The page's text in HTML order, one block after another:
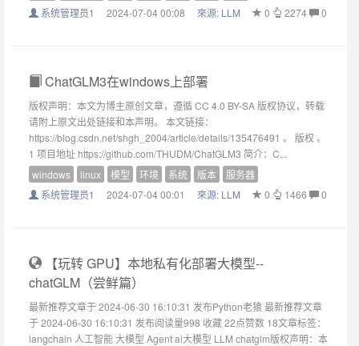
系统管理员1
2024-07-04 00:08 來源: LLM 0 2274 0
ChatGLM3在windows上部署
版权声明：本文为博主原创文章，遵循 CC 4.0 BY-SA 版权协议，转载
请附上原文出处链接和本声明。 本文链接：
https://blog.csdn.net/shgh_2004/article/details/135476491 。 版权 。
1 项目地址 https://github.com/THUDM/ChatGLM3 简介：C...
windows
linux 模型 环境 系统 版本
服务器
系统管理员1
2024-07-04 00:01 來源: LLM 0 1466 0
【玩转 GPU】本地私有化部署大模型--
chatGLM（尝鲜篇）
最新推荐文章于 2024-06-30 16:10:31 发布Python老猿 最新推荐文章
于 2024-06-30 16:10:31 发布阅读量998 收藏 22点赞数 18文章标签：
langchain 人工智能 大模型 Agent ai大模型 LLM chatglm版权声明：本